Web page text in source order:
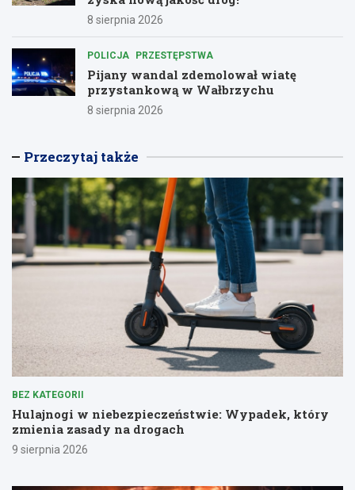
8 sierpnia 2026
POLICJA PRZESTĘPSTWA
Pijany wandal zdemolował wiatę
przystankową w Wałbrzychu
8 sierpnia 2026
Przeczytaj także
BEZ KATEGORII
Hulajnogi w niebezpieczeństwie: Wypadek, który
zmienia zasady na drogach
9 sierpnia 2026